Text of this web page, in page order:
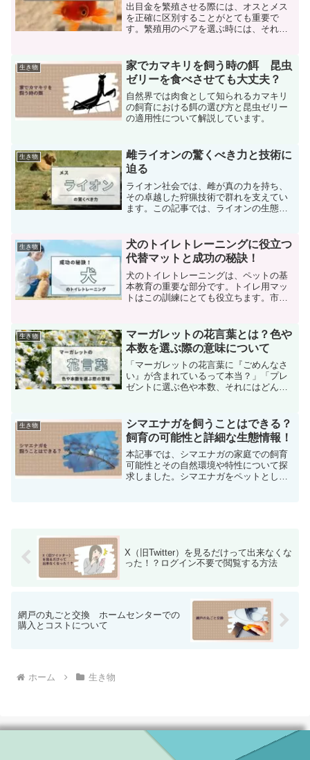
出目金を繁殖させる際には、オスとメス
を正確に区別することがとても重要で
す。繁殖用のペアを選ぶ時には、それぞ
ープでは繁殖ができないので、性別を見
分ける方法をしっかり理解し...
生き物
家でカマキリを飼う時の餌 昆虫
ゼリーを食べさせても大丈夫？
自然界では肉食として知られるカマキリ
の飼育における餌の選び方と昆虫ゼリー
の適用性について解説しています。
生き物
雌ライオンの驚くべき力と技術に
迫る
ライオン社会では、雌が真の力を持ち、
その卓越した狩猟技術で群れを支えてい
ます。この記事では、ライオンの生態と
し、群れの繁栄にとって不可欠な存在と
なっているかを掘り下げま...
生き物
犬のトイレトレーニングに役立つ
代替マットと成功の秘訣！
犬のトイレトレーニングは、ペットの基
本教育の重要な部分です。トイレ用マッ
トはこの訓練にとても役立ちます。市場
す。この記事では、効果的なトイレトレ
ーニング方法、適切な商品の...
生き物
マーガレットの花言葉とは？色や
本数を選ぶ際の意味について
「マーガレットの花言葉に『ごめんなさ
い』が含まれているって本当？」「プレ
ゼントに選ぶ色や本数、それにはどんな
答えします。実際、マーガレットの花言
葉や、プレゼントする際の...
生き物
シマエナガを飼うことはできる？
飼育の可能性と詳細な生態情報！
本記事では、シマエナガの家庭での飼育
可能性とその自然環境や特性について探
求しました。シマエナガをペットとして
事がシマエナガに対する理解を深める一
助となることを願います。
X（旧Twitter）を見るだけって出来なくな
った！？ログイン不要で閲覧する方法
網戸の丸ごと交換 ホームセンターでの
購入とコストについて
ホーム 生き物